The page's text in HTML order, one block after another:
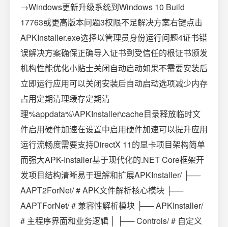
→Windows更新升级系统到Windows 10 Build
17763或更高版本问题3权限不足解决方案右键点击
APKInstaller.exe选择以管理员身份运行问题4证书错
误解决方案确保正确导入证书到受信任的根证书颁发
机构性能优化小贴士关闭自动启动如果不需要安装后
立即运行应用可以关闭安装后自动启动选项减少内存
占用定期清理缓存定期清
理%appdata%\APKInstaller\cache目录释放临时文
件启用硬件加速在设置中启用硬件加速可以提升应用
运行流畅度需要支持DirectX 11的显卡项目架构简单
而强大APK-Installer基于现代化的.NET Core框架开
发项目结构清晰易于理解和扩展APKInstaller/ ├──
AAPT2ForNet/ # APK文件解析核心模块 ├──
AAPTForNet/ # 兼容性解析模块 ├── APKInstaller/
# 主程序界面和业务逻辑 │ ├── Controls/ # 自定义